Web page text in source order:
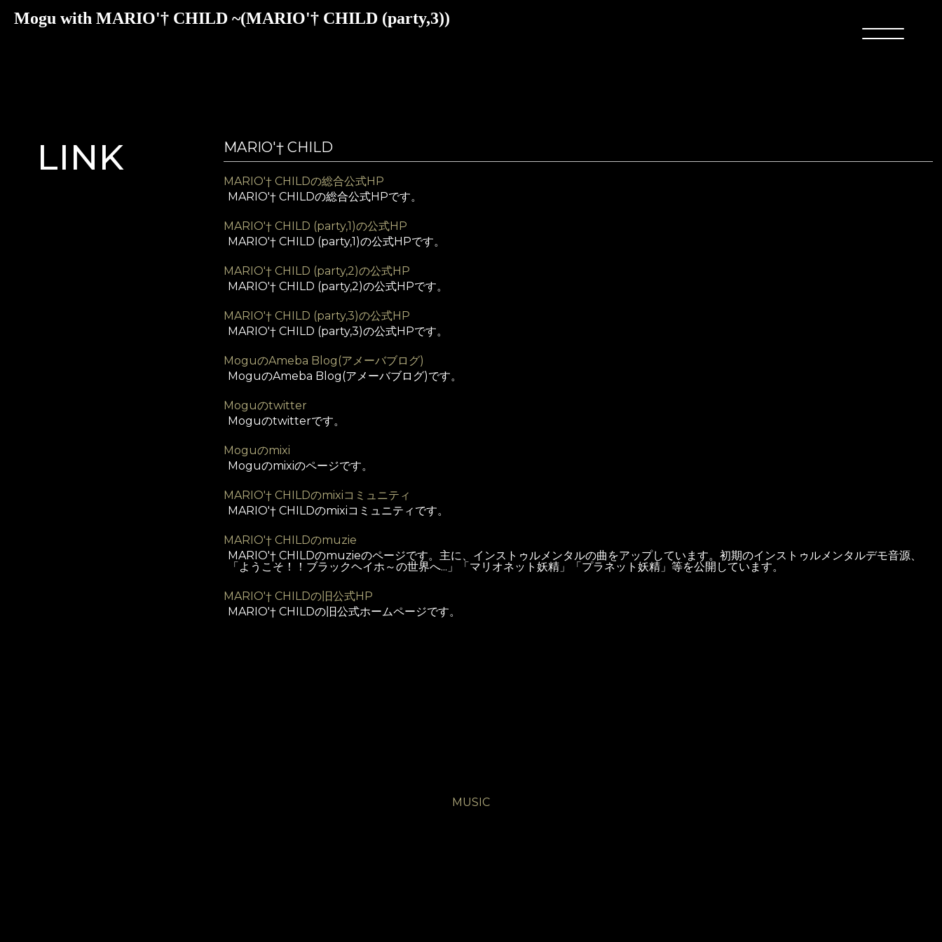
Mogu with MARIO'† CHILD ~(MARIO'† CHILD (party,3))
LINK MARIO'† CHILD
MARIO'† CHILDの総合公式HP
MARIO'† CHILDの総合公式HPです。
MARIO'† CHILD (party,1)の公式HP
MARIO'† CHILD (party,1)の公式HPです。
MARIO'† CHILD (party,2)の公式HP
MARIO'† CHILD (party,2)の公式HPです。
MARIO'† CHILD (party,3)の公式HP
MARIO'† CHILD (party,3)の公式HPです。
MoguのAmeba Blog(アメーバブログ)
MoguのAmeba Blog(アメーバブログ)です。
Moguのtwitter
Moguのtwitterです。
Moguのmixi
Moguのmixiのページです。
MARIO'† CHILDのmixiコミュニティ
MARIO'† CHILDのmixiコミュニティです。
MARIO'† CHILDのmuzie
MARIO'† CHILDのmuzieのページです。主に、インストゥルメンタルの曲をアップしています。初期のインストゥルメンタルデモ音源、
「ようこそ！！ブラックヘイホ～の世界へ...」「マリオネット妖精」「プラネット妖精」等を公開しています。
MARIO'† CHILDの旧公式HP
MARIO'† CHILDの旧公式ホームページです。
MUSIC